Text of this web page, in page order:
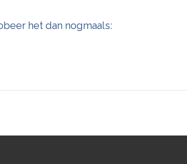
het dan nogmaals: